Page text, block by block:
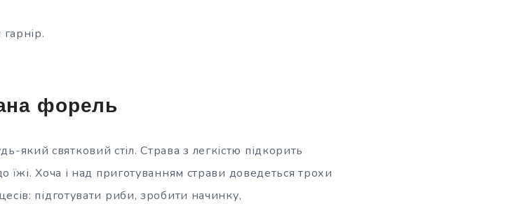
форель
святковий стіл. Страва з легкістю підкорить
їжі. Хоча і над приготуванням страви доведеться трохи
підготувати риби, зробити начинку,